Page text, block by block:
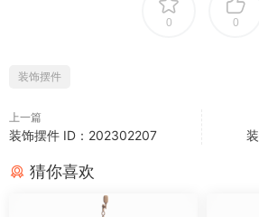
0 0
装饰摆件
上一篇
装饰摆件 ID：202302207
猜你喜欢